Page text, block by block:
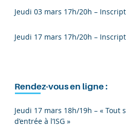
Jeudi 03 mars 17h/20h –
Jeudi 17 mars 17h/20h –
Rendez-vous en ligne :
Jeudi 17 mars 18h/19h – « Tout
d’entrée à l’ISG »